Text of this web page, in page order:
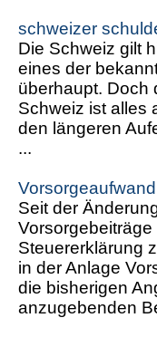
schweizer
Die Schweiz gilt
eines der
überhaupt. Doch
Schweiz ist alles
den längeren
...
Seit der
Steuererklärung
in der Anlage
die bisherigen
anzugebenden